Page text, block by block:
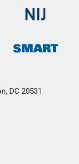
DC 20531